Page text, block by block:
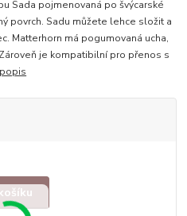
Sada pojmenovaná po švýcarské
povrch. Sadu můžete lehce složit a
Matterhorn má pogumovaná ucha,
je kompatibilní pro přenos s